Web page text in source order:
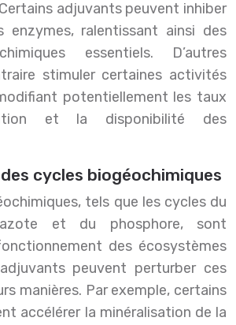
adjuvants peuvent inhiber
enzymes, ralentissant ainsi des
essentiels. D’autres
stimuler certaines activités
potentiellement les taux
et la disponibilité des
cycles biogéochimiques
tels que les cycles du
et du phosphore, sont
des écosystèmes
peuvent perturber ces
manières. Par exemple, certains
accélérer la minéralisation de la